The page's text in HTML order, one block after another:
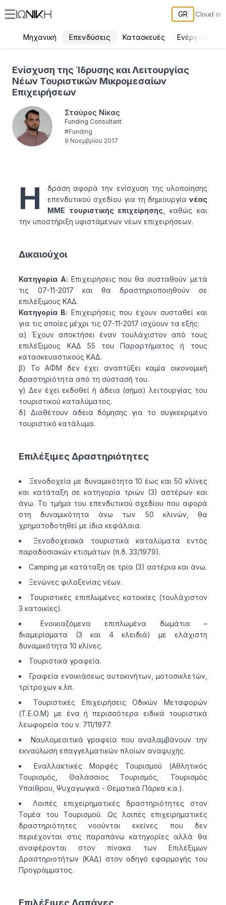
GR
Μηχανική Επενδύσεις Κατασκευές Ενέργεια
Ενίσχυση της Ίδρυσης και Λειτουργίας
Νέων Τουριστικών Μικρομεσαίων
Επιχειρήσεων
Σταύρος Νίκας
Funding Consultant
#Funding
9 Νοεμβρίου 2017
Η
δράση αφορά την ενίσχυση της υλοποίησης
επενδυτικού σχεδίου για τη δημιουργία νέας
ΜΜΕ τουριστικής επιχείρησης , καθώς και
την υποστήριξη υφιστάμενων νέων επιχειρήσεων.
Δικαιούχοι
Κατηγορία Α: Επιχειρήσεις που θα συσταθούν μετά
τις 07-11-2017 και θα δραστηριοποιηθούν σε
επιλέξιμους ΚΑΔ.
Κατηγορία Β: Επιχειρήσεις που έχουν συσταθεί και
για τις οποίες μέχρι τις 07-11-2017 ισχύουν τα εξής:
α) Έχουν αποκτήσει έναν τουλάχιστον από τους
επιλέξιμους ΚΑΔ 55 του Παραρτήματος ή τους
κατασκευαστικούς ΚΑΔ.
β) Το ΑΦΜ δεν έχει αναπτύξει καμία οικονομική
δραστηριότητα από τη σύστασή του.
γ) Δεν έχει εκδοθεί ή άδεια (σήμα) λειτουργίας του
τουριστικού καταλύματος.
δ) Διαθέτουν άδεια δόμησης για το συγκεκριμένο
τουριστικό κατάλυμα.
Επιλέξιμες Δραστηριότητες
Ξενοδοχεία με δυναμικότητα 10 έως και 50 κλίνες
και κατάταξη σε κατηγορία τριών (3) αστέρων και
άνω. Το τμήμα του επενδυτικού σχεδίου που αφορά
στη δυναμικότητα άνω των 50 κλινών, θα
χρηματοδοτηθεί με ίδια κεφάλαια.
Ξενοδοχειακά τουριστικά καταλύματα εντός
παραδοσιακών κτισμάτων (π.δ. 33/1979).
Camping με κατάταξη σε τρία (3) αστέρια και άνω.
Ξενώνες φιλοξενίας νέων.
Τουριστικές επιπλωμένες κατοικίες (τουλάχιστον
3 κατοικίες).
Ενοικιαζόμενα επιπλωμένα δωμάτια –
διαμερίσματα (3 και 4 κλειδιά) με ελάχιστη
δυναμικότητα 10 κλίνες.
Τουριστικά γραφεία.
Γραφεία ενοικιάσεως αυτοκινήτων, μοτοσικλετών,
τρίτροχων κ.λπ.
Τουριστικές Επιχειρήσεις Οδικών Μεταφορών
(Τ.Ε.Ο.Μ) με ένα ή περισσότερα ειδικά τουριστικά
λεωφορεία του ν. 711/1977.
Ναυλομεσιτικά γραφεία που αναλαμβάνουν την
εκναύλωση επαγγελματικών πλοίων αναψυχής.
Εναλλακτικές Μορφές Τουρισμού (Αθλητικός
Τουρισμός, Θαλάσσιος Τουρισμός, Τουρισμός
Υπαίθρου, Ψυχαγωγικά - Θεματικά Πάρκα κ.α.).
Λοιπές επιχειρηματικές δραστηριότητες στον
Τομέα του Τουρισμού. Ως λοιπές επιχειρηματικές
δραστηριότητες νοούνται εκείνες που δεν
περιέχονται στις παραπάνω κατηγορίες αλλά θα
αναφέρονται στον πίνακα των Επιλέξιμων
Δραστηριοτήτων (ΚΑΔ) στον οδηγό εφαρμογής του
Προγράμματος.
Επιλέξιμες Δαπάνες